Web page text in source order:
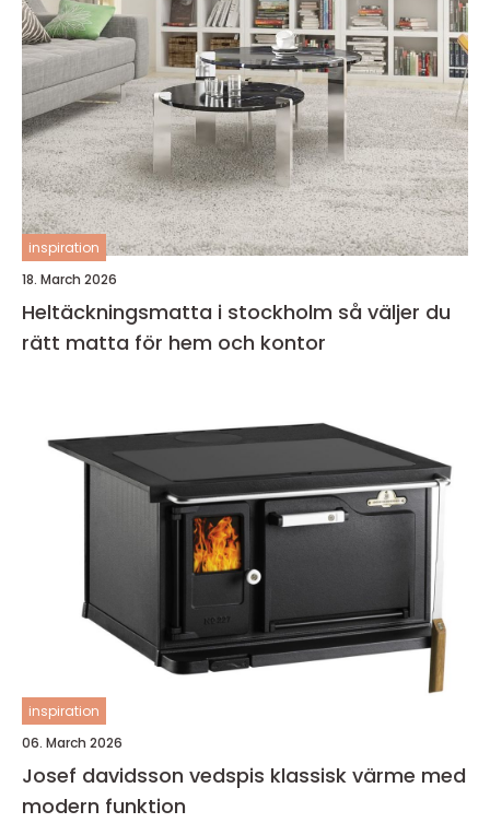
inspiration
18. March 2026
Heltäckningsmatta i stockholm så väljer du
rätt matta för hem och kontor
inspiration
06. March 2026
Josef davidsson vedspis klassisk värme med
modern funktion